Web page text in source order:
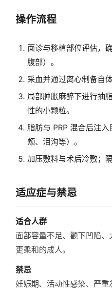
操作流程
面诊与移植部位评估，
腹部）。
采血并通过离心制备自体
局部肿胀麻醉下进行抽
性的小颗粒。
脂肪与 PRP 混合后注
颊、泪沟等）。
加压敷料与术后冷敷；
适应症与禁忌
适合人群
面部容量不足、颧下凹陷
更柔和的成人。
禁忌
妊娠期、活动性感染、严